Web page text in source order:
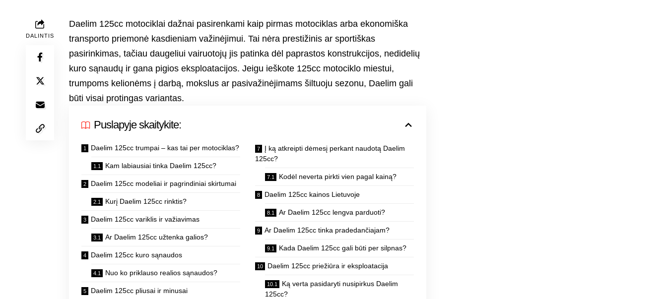
DALINTIS
Daelim 125cc motociklai dažnai pasirenkami kaip pirmas motociklas arba ekonomiška
transporto priemonė kasdieniam važinėjimui. Tai nėra prestižinis ar sportiškas
pasirinkimas, tačiau daugeliui vairuotojų jis patinka dėl paprastos konstrukcijos, nedidelių
kuro sąnaudų ir gana pigios eksploatacijos. Jeigu ieškote 125cc motociklo miestui,
trumpoms kelionėms į darbą, mokslus ar pasivažinėjimams šiltuoju sezonu, Daelim gali
būti visai protingas variantas.
Puslapyje skaitykite:
Daelim 125cc trumpai – kas tai per motociklas?
Kam labiausiai tinka Daelim 125cc?
Daelim 125cc modeliai ir pagrindiniai skirtumai
Kurį Daelim 125cc rinktis?
Daelim 125cc variklis ir važiavimas
Ar Daelim 125cc užtenka galios?
Daelim 125cc kuro sąnaudos
Nuo ko priklauso realios sąnaudos?
Daelim 125cc pliusai ir minusai
Į ką atkreipti dėmesį perkant naudotą Daelim
125cc?
Kodėl neverta pirkti vien pagal kainą?
Daelim 125cc kainos Lietuvoje
Ar Daelim 125cc lengva parduoti?
Ar Daelim 125cc tinka pradedančiajam?
Kada Daelim 125cc gali būti per silpnas?
Daelim 125cc priežiūra ir eksploatacija
Ką verta pasidaryti nusipirkus Daelim
125cc?